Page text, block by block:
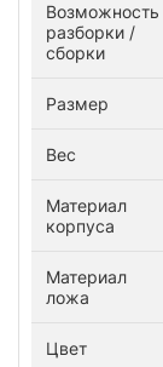
Возможность
разборки /
сборки
Размер
Вес
Материал
корпуса
Материал
ложа
Цвет